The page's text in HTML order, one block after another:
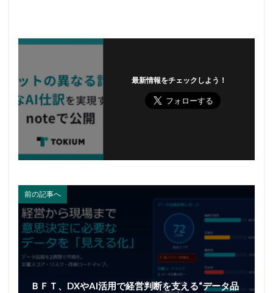
最新情報をチェックしよう！
前の記事へ
ＢＦＴ、DXやAI活用で経営判断を支える“データ品